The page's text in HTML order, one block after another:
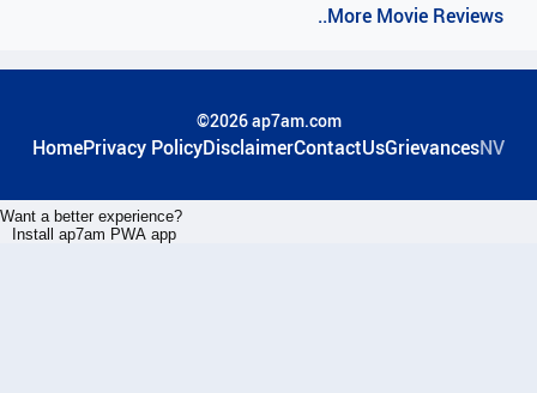
..More Movie Reviews
©2026 ap7am.com
HomePrivacy PolicyDisclaimerContactUsGrievancesNV
Want a better experience?
Install ap7am PWA app